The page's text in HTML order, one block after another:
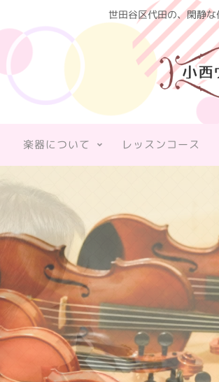
世田谷区代田の、閑静な
楽器について レッスンコース